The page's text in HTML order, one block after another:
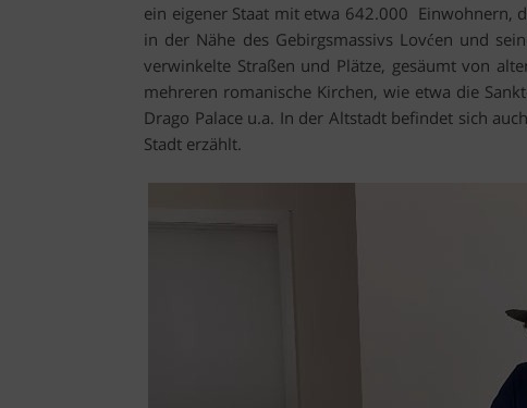
ein eigener Staat mit etwa 642.000 Einwohnern,
in der Nähe des Gebirgsmassivs Lovćen und
verwinkelte Straßen und Plätze, gesäumt von
mehreren romanische Kirchen, wie etwa die
Drago Palace u.a. In der Altstadt befindet sich
Stadt erzählt.